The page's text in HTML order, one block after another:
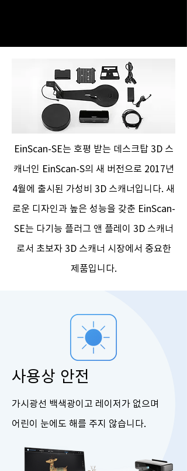
EinScan-SE는 호평 받는 데스크탑 3D 스
캐너인 EinScan-S의 새 버전으로 2017년
4월에 출시된 가성비 3D 스캐너입니다. 새
로운 디자인과 높은 성능을 갖춘 EinScan-
SE는 다기능 플러그 앤 플레이 3D 스캐너
로서 초보자 3D 스캐너 시장에서 중요한
제품입니다.
사용상 안전
가시광선 백색광이고 레이저가 없으며
어린이 눈에도 해를 주지 않습니다.